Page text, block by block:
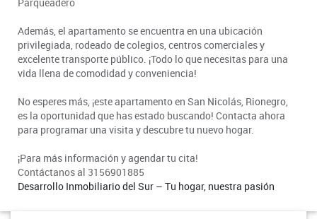
Además, el apartamento se encuentra en una ubicación
privilegiada, rodeado de colegios, centros comerciales y
excelente transporte público. ¡Todo lo que necesitas para una
vida llena de comodidad y conveniencia!
No esperes más, ¡este apartamento en San Nicolás, Rionegro,
es la oportunidad que has estado buscando! Contacta ahora
para programar una visita y descubre tu nuevo hogar.
¡Para más información y agendar tu cita!
Contáctanos al 3156901885
Desarrollo Inmobiliario del Sur – Tu hogar, nuestra pasión